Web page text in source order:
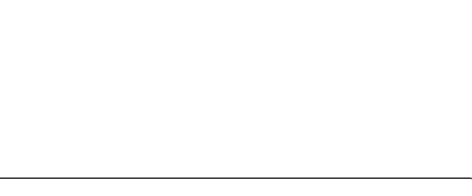
coordinación con la Procuraduría General de la